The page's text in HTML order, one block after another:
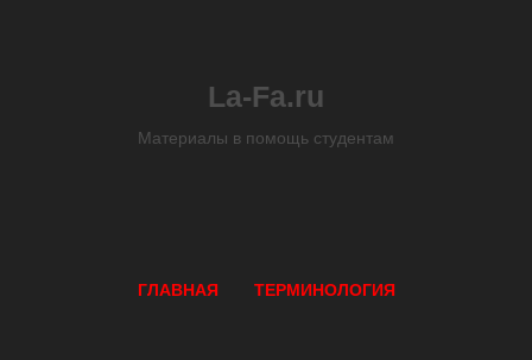
La-Fa.ru
Материалы в помощь студентам
ГЛАВНАЯ ТЕРМИНОЛОГИЯ